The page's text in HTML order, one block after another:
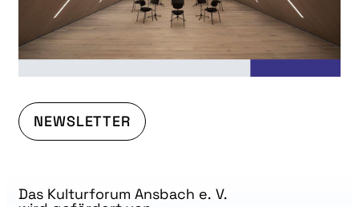
NEWSLETTER
Das Kulturforum Ansbach e. V.